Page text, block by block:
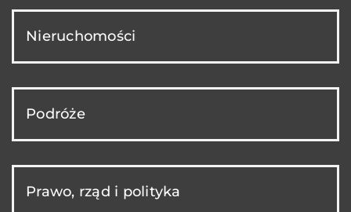
Nieruchomości
Podróże
Prawo, rząd i polityka